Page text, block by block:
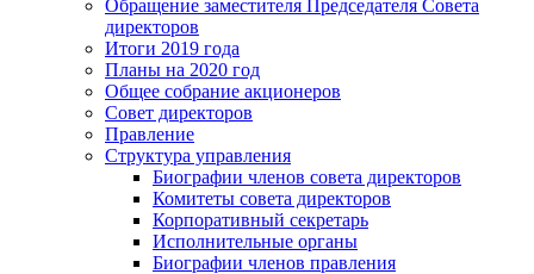
Обращение заместителя Председателя Совета
директоров
Итоги 2019 года
Планы на 2020 год
Общее собрание акционеров
Совет директоров
Правление
Структура управления
Биографии членов совета директоров
Комитеты совета директоров
Корпоративный секретарь
Исполнительные органы
Биографии членов правления